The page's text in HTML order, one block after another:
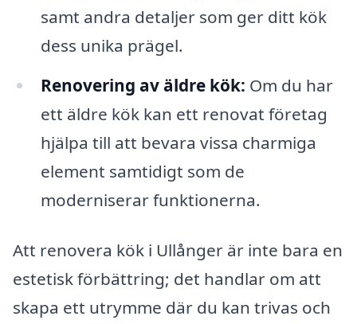
samt andra detaljer som ger ditt kök
dess unika prägel.
Renovering av äldre kök: Om du har
ett äldre kök kan ett renovat företag
hjälpa till att bevara vissa charmiga
element samtidigt som de
moderniserar funktionerna.
Att renovera kök i Ullånger är inte bara en
estetisk förbättring; det handlar om att
skapa ett utrymme där du kan trivas och